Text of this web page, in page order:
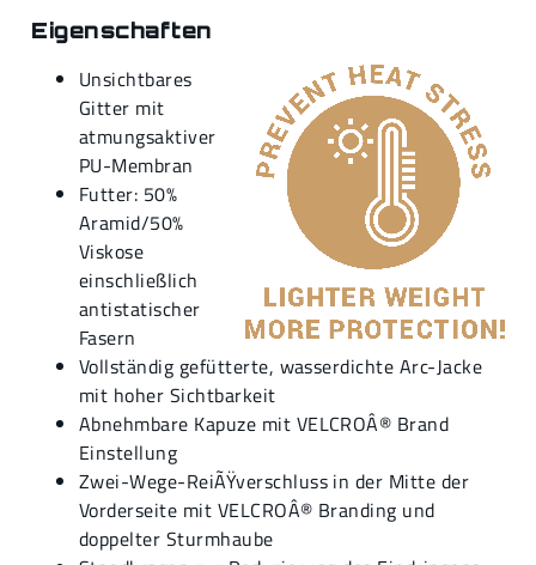
Eigenschaften
Unsichtbares
Gitter mit
atmungsaktiver
PU-Membran
Futter: 50%
Aramid/50%
Viskose
einschließlich
antistatischer
Fasern
Vollständig gefütterte, wasserdichte Arc-Jacke
mit hoher Sichtbarkeit
Abnehmbare Kapuze mit VELCROÂ® Brand
Einstellung
Zwei-Wege-ReiÃŸverschluss in der Mitte der
Vorderseite mit VELCROÂ® Branding und
doppelter Sturmhaube